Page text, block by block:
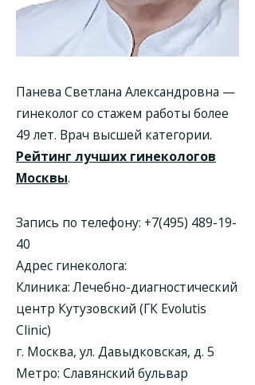
Панева Светлана Александровна —
гинеколог со стажем работы более
49 лет. Врач высшей категории.
Рейтинг лучших гинекологов
Москвы.
Запись по телефону: +7(495) 489-19-
40
Адрес гинеколога:
Клиника:Лечебно-диагностический
центр Кутузовский (ГК Evolutis
Clinic)
г. Москва, ул. Давыдковская, д. 5
Метро: Славянский бульвар